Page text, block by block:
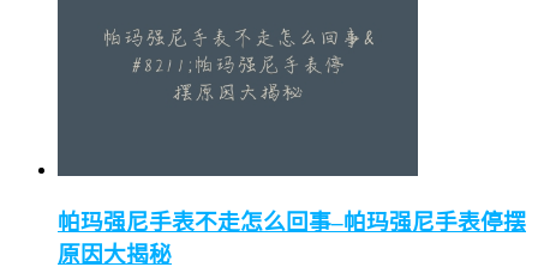
帕玛强尼手表不走怎么回事–帕玛强尼手表停摆
原因大揭秘